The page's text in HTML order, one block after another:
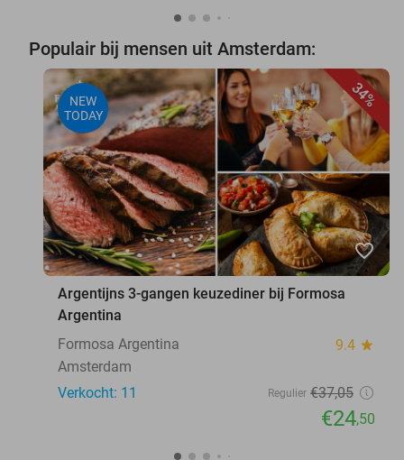
Populair bij mensen uit Amsterdam:
34%
NEW
TODAY
favorite_border
Argentijns 3-gangen keuzediner bij Formosa
Argentina
Formosa Argentina
9.4 star
Amsterdam
Verkocht: 11
Regulier €37,05
€24,50